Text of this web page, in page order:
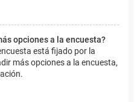
opciones a la encuesta?
está fijado por la
más opciones a la encuesta,